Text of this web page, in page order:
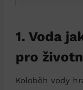
1. Voda
pro
Koloběh vody